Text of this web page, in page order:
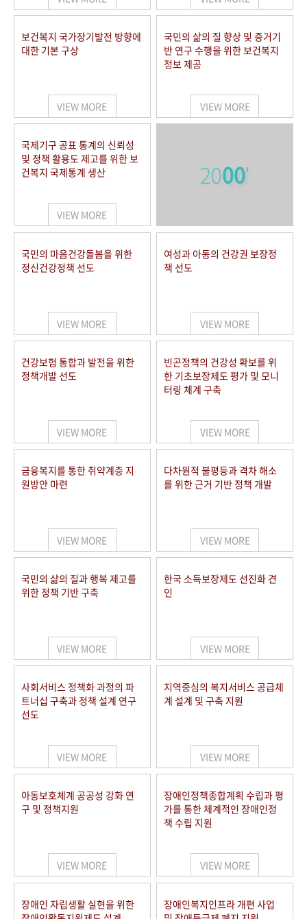
보건복지 국가장기발전 방향에
대한 기본 구상
VIEW MORE
국민의 삶의 질 향상 및 증거기
반 연구 수행을 위한 보건복지
정보 제공
VIEW MORE
국제기구 공표 통계의 신뢰성
및 정책 활용도 제고를 위한 보
건복지 국제통계 생산
VIEW MORE
2000'
국민의 마음건강돌봄을 위한
정신건강정책 선도
VIEW MORE
여성과 아동의 건강권 보장정
책 선도
VIEW MORE
건강보험 통합과 발전을 위한
정책개발 선도
VIEW MORE
빈곤정책의 건강성 확보를 위
한 기초보장제도 평가 및 모니
터링 체계 구축
VIEW MORE
금융복지를 통한 취약계층 지
원방안 마련
VIEW MORE
다차원적 불평등과 격차 해소
를 위한 근거 기반 정책 개발
VIEW MORE
국민의 삶의 질과 행복 제고를
위한 정책 기반 구축
VIEW MORE
한국 소득보장제도 선진화 견
인
VIEW MORE
사회서비스 정책화 과정의 파
트너십 구축과 정책 설계 연구
선도
VIEW MORE
지역중심의 복지서비스 공급체
계 설계 및 구축 지원
VIEW MORE
아동보호체계 공공성 강화 연
구 및 정책지원
VIEW MORE
장애인정책종합계획 수립과 평
가를 통한 체계적인 장애인정
책 수립 지원
VIEW MORE
장애인 자립생활 실현을 위한
장애인복지인프라 개편 사업